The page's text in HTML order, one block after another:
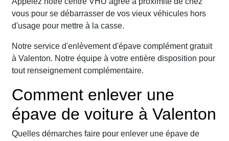
vous pour se débarrasser de vos vieux véhicules hors
d'usage pour mettre à la casse.
Notre service d'enlèvement d'épave complément gratuit
à Valenton. Notre équipe à votre entière disposition pour
tout renseignement complémentaire.
Comment enlever une
épave de voiture à Valenton
Quelles démarches faire pour enlever une épave de